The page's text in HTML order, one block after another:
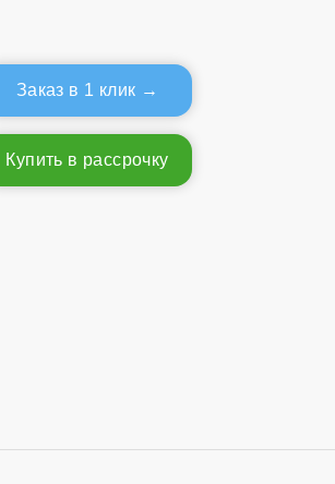
Заказ в 1 клик
Купить в рассрочку